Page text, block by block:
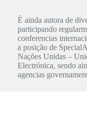
É ainda autora de
participando
conferencias
a posição de
Nações Unidas –
Electrónica, sendo
agencias